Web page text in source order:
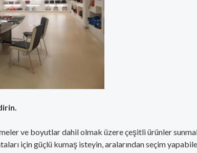
ve boyutlar dahil olmak üzere çeşitli ürünler
için güçlü kumaş isteyin, aralarından seçim